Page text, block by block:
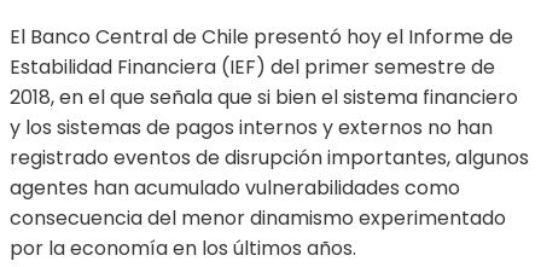
El Banco Central de Chile presentó hoy el Informe de
Estabilidad Financiera (IEF) del primer semestre de
2018, en el que señala que si bien el sistema financiero
y los sistemas de pagos internos y externos no han
registrado eventos de disrupción importantes, algunos
agentes han acumulado vulnerabilidades como
consecuencia del menor dinamismo experimentado
por la economía en los últimos años.